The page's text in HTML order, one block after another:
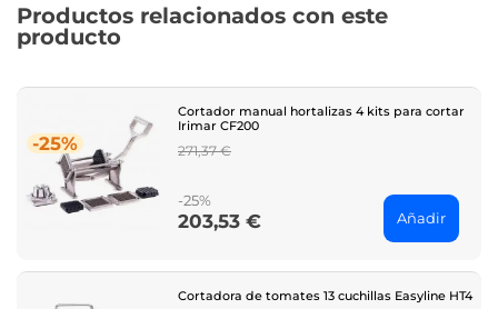
Productos relacionados con este
producto
-25%
Cortador manual hortalizas 4 kits para cortar
Irimar CF200
Regular
271,37 €
-25%
Price
203,53 € Añadir
Cortadora de tomates 13 cuchillas Easyline HT4